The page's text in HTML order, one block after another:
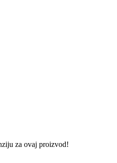
za ovaj proizvod!